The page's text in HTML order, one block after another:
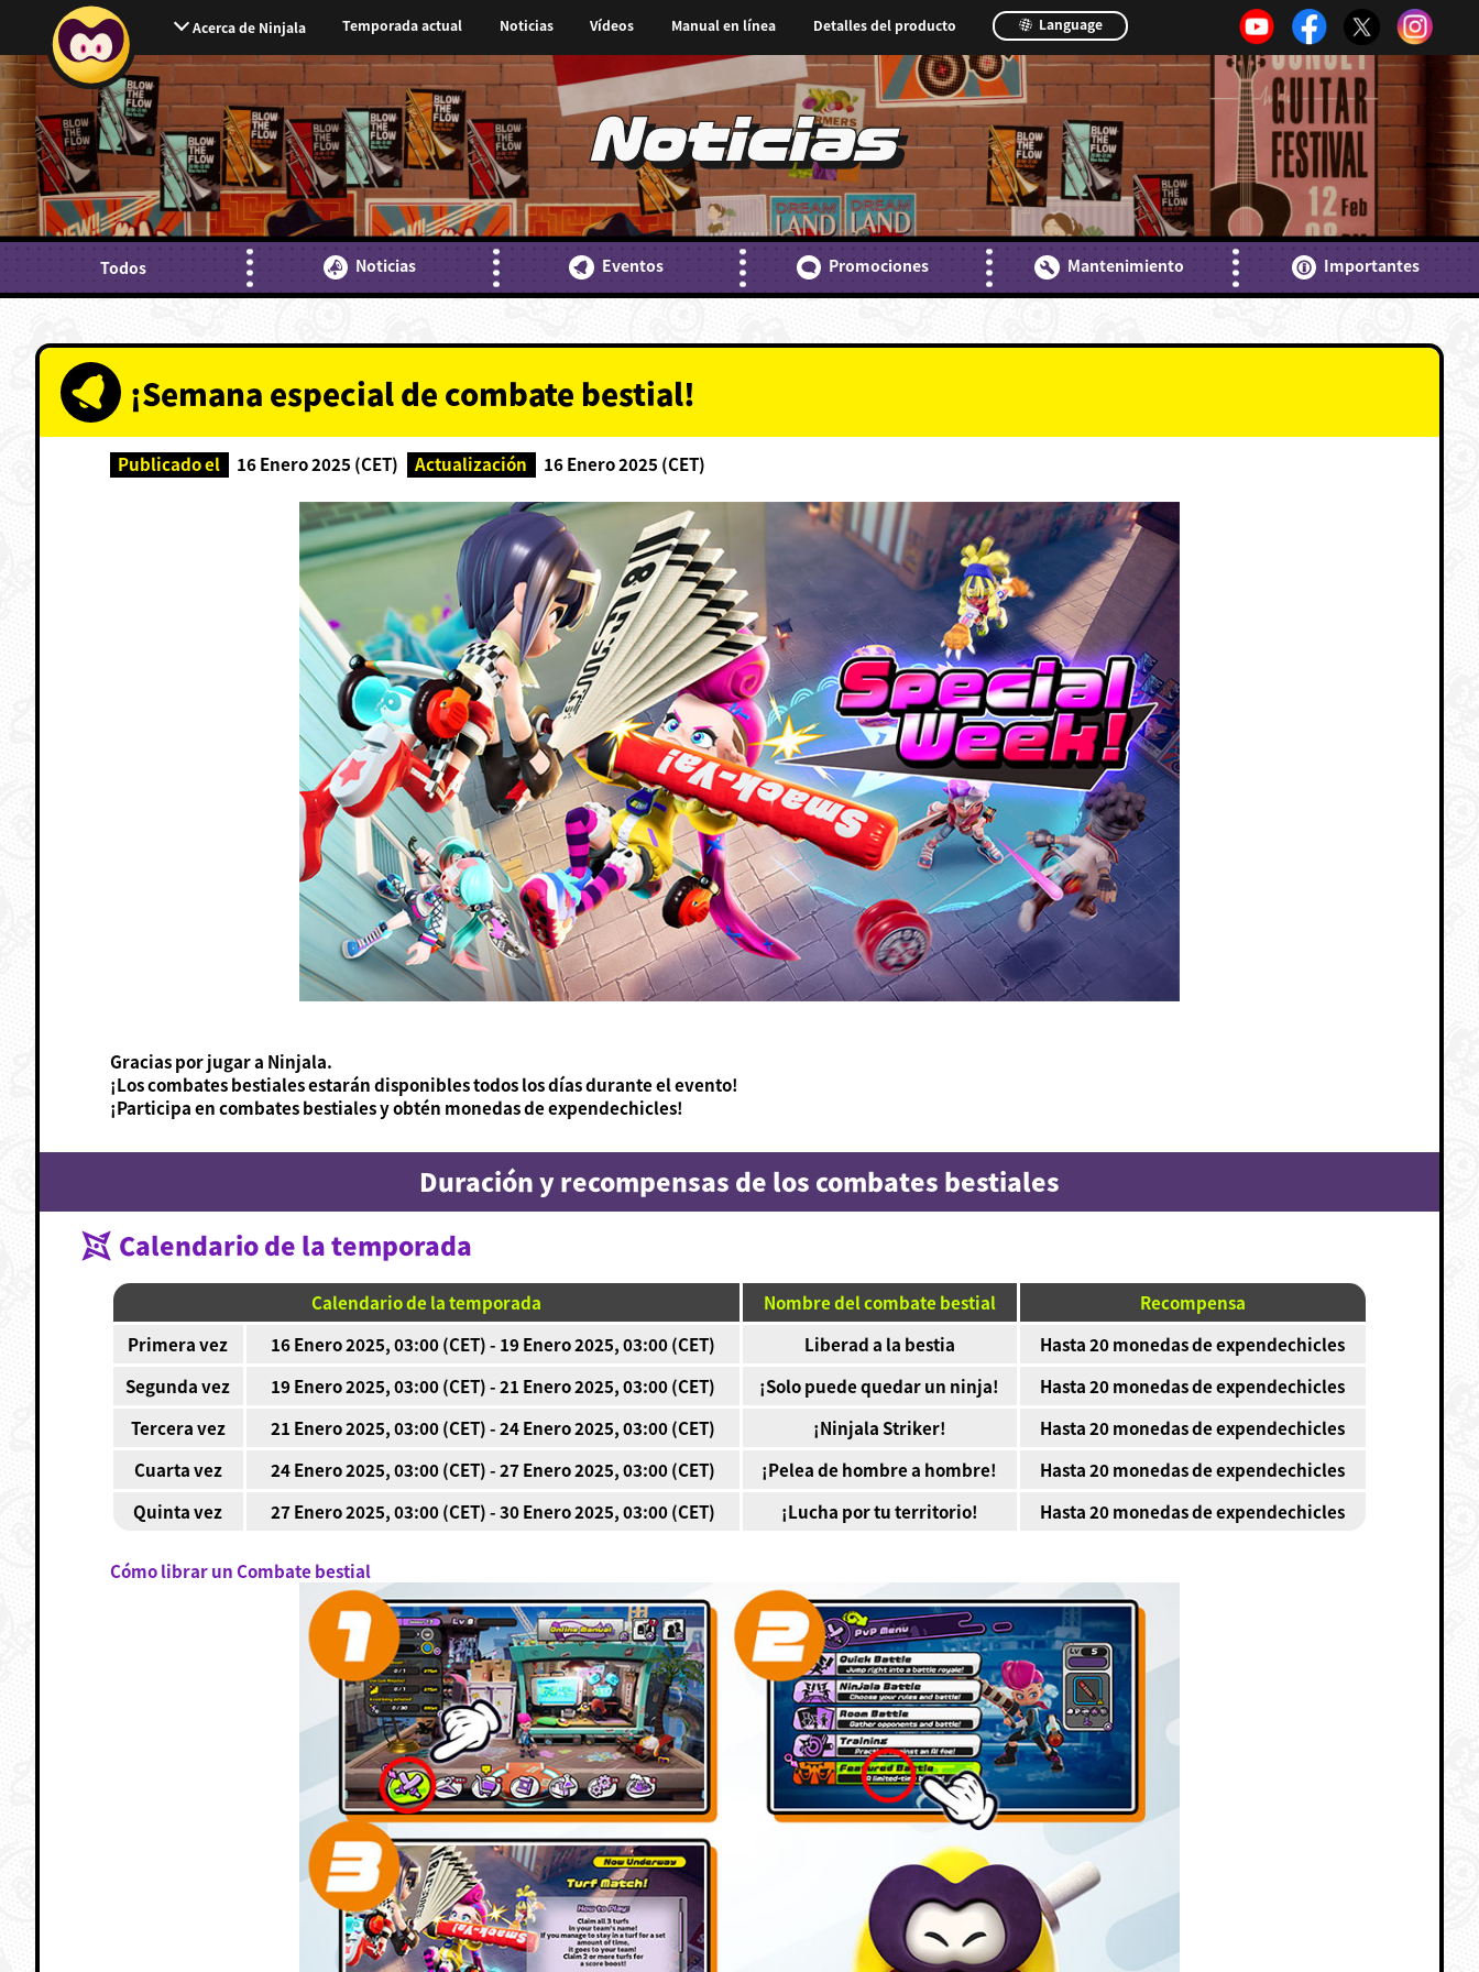
Acerca de Ninjala Temporada actual Noticias Vídeos Manual en línea Detalles del producto Language
Noticias
Todos Noticias Eventos Promociones Mantenimiento Importantes
¡Semana especial de combate bestial!
Publicado el 16 Enero 2025 (CET) Actualización 16 Enero 2025 (CET)
Gracias por jugar a Ninjala.
¡Los combates bestiales estarán disponibles todos los días durante el evento!
¡Participa en combates bestiales y obtén monedas de expendechicles!
Duración y recompensas de los combates bestiales
Calendario de la temporada
Calendario de la temporada Nombre del combate bestial
Recompensa
Primera vez
16 Enero 2025, 03:00 (CET) - 19 Enero 2025, 03:00 (CET) Liberad a la bestia
Hasta 20 monedas de expendechicles
Segunda vez
19 Enero 2025, 03:00 (CET) - 21 Enero 2025, 03:00 (CET) ¡Solo puede quedar un ninja!
Hasta 20 monedas de expendechicles
Tercera vez
21 Enero 2025, 03:00 (CET) - 24 Enero 2025, 03:00 (CET) ¡Ninjala Striker!
Hasta 20 monedas de expendechicles
Cuarta vez
24 Enero 2025, 03:00 (CET) - 27 Enero 2025, 03:00 (CET) ¡Pelea de hombre a hombre!
Hasta 20 monedas de expendechicles
Quinta vez
27 Enero 2025, 03:00 (CET) - 30 Enero 2025, 03:00 (CET) ¡Lucha por tu territorio! Hasta 20 monedas de expendechicles
Cómo librar un Combate bestial